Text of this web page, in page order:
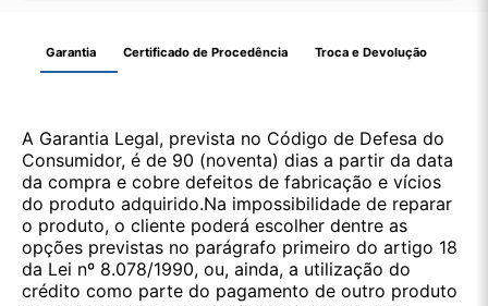
Garantia Certificado de Procedência Troca e Devolução
A Garantia Legal, prevista no Código de Defesa do
Consumidor, é de 90 (noventa) dias a partir da data
da compra e cobre defeitos de fabricação e vícios
do produto adquirido.Na impossibilidade de reparar
o produto, o cliente poderá escolher dentre as
opções previstas no parágrafo primeiro do artigo 18
da Lei nº 8.078/1990, ou, ainda, a utilização do
crédito como parte do pagamento de outro produto